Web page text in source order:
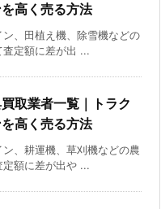
高く売る方法
ン、田植え機、除雪機などの
定額に差が出 ...
取業者一覧｜トラク
高く売る方法
ン、耕運機、草刈機などの農
額に差が出や ...